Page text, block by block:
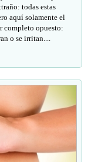
todas estas
aquí solamente el
completo opuesto:
o se irritan....